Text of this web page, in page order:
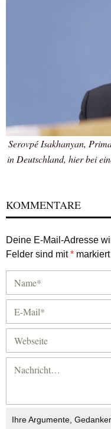
Serovpé Isakhanyan,
in Deutschland, hier bei
KOMMENTARE
Deine E-Mail-Adresse
Felder sind mit* markiert
Ihre Argumente,